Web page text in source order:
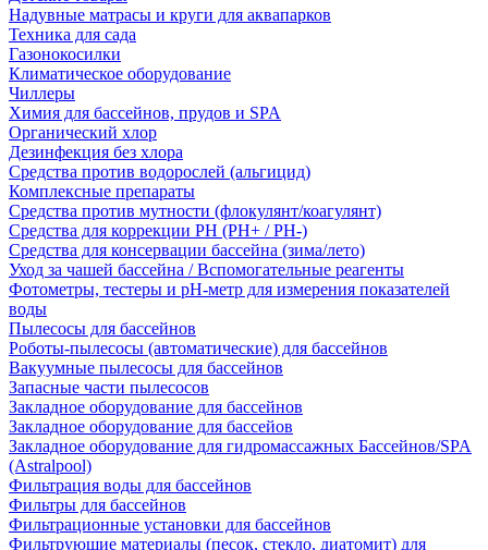
Надувные матрасы и круги для аквапарков
Техника для сада
Газонокосилки
Климатическое оборудование
Чиллеры
Химия для бассейнов, прудов и SPA
Органический хлор
Дезинфекция без хлора
Средства против водорослей (альгицид)
Комплексные препараты
Средства против мутности (флокулянт/коагулянт)
Средства для коррекции PH (PH+ / PH-)
Средства для консервации бассейна (зима/лето)
Уход за чашей бассейна / Вспомогательные реагенты
Фотометры, тестеры и рН-метр для измерения показателей
воды
Пылесосы для бассейнов
Роботы-пылесосы (автоматические) для бассейнов
Вакуумные пылесосы для бассейнов
Запасные части пылесосов
Закладное оборудование для бассейнов
Закладное оборудование для бассейов
Закладное оборудование для гидромассажных Бассейнов/SPA
(Astralpool)
Фильтрация воды для бассейнов
Фильтры для бассейнов
Фильтрационные установки для бассейнов
Фильтрующие материалы (песок, стекло, диатомит) для